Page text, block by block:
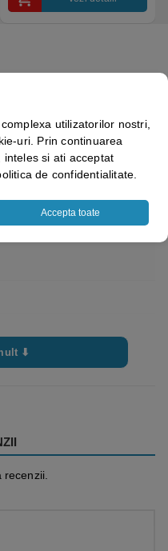
⬇
recenzii.
utilizatorilor nostri,
uri. Prin continuarea
si ati acceptat
de confidentialitate.
Accepta toate